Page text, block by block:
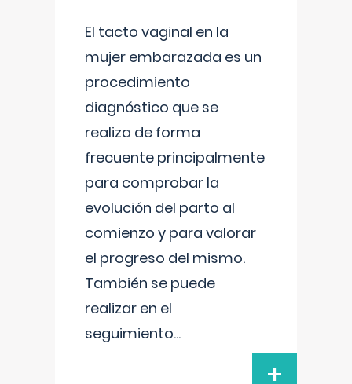
El tacto vaginal en la
mujer embarazada es un
procedimiento
diagnóstico que se
realiza de forma
frecuente principalmente
para comprobar la
evolución del parto al
comienzo y para valorar
el progreso del mismo.
También se puede
realizar en el
seguimiento...
+